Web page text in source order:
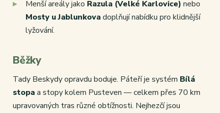
Menší areály jako Razula (Velké Karlovice) nebo
Mosty u Jablunkovadoplňují nabídku pro klidnější
lyžování.
Běžky
Tady Beskydy opravdu boduje. Páteří je systém Bílá
stopaa stopy kolem Pusteven — celkem přes 70 km
upravovaných tras různé obtížnosti. Nejhezčí jsou